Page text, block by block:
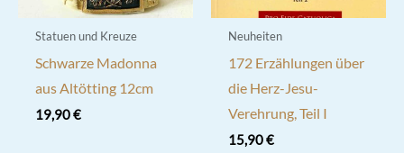
gewählt
werden
Statuen und Kreuze
Schwarze Madonna
aus Altötting 12cm
19,90€
Neuheiten
172 Erzählungen über
die Herz-Jesu-
Verehrung, Teil I
15,90€